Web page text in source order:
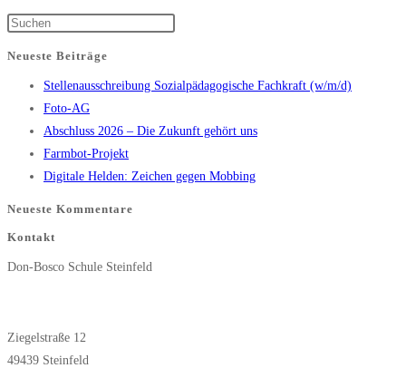
Seite
close
search
Neueste Beiträge
Stellenausschreibung Sozialpädagogische Fachkraft (w/m/d)
Foto-AG
Abschluss 2026 – Die Zukunft gehört uns
Farmbot-Projekt
Digitale Helden: Zeichen gegen Mobbing
Neueste Kommentare
Kontakt
Don-Bosco Schule Steinfeld
Ziegelstraße 12
49439 Steinfeld